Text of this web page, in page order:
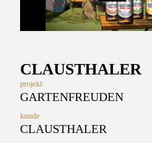
CLAUSTHALER
projekt
GARTENFREUDEN
kunde
CLAUSTHALER